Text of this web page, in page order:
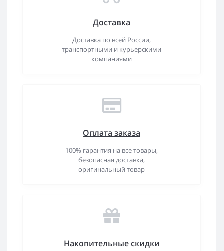
Доставка
Доставка по всей России,
транспортными и курьерскими
компаниями
Оплата заказа
100% гарантия на все товары,
безопасная доставка,
оригинальный товар
Накопительные скидки